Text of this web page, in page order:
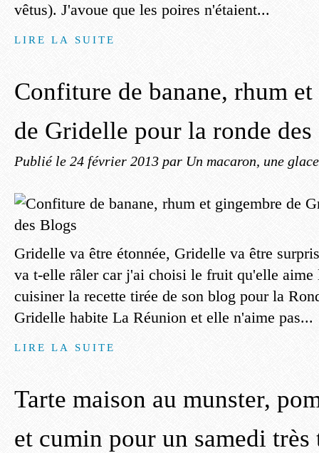
vêtus). J'avoue que les poires n'étaient...
LIRE LA SUITE
Confiture de banane, rhum
de Gridelle pour la ronde
Publié le 24 février 2013 par Un macaron, une
Gridelle va être étonnée, Gridelle va être
va t-elle râler car j'ai choisi le fruit qu'elle aime
cuisiner la recette tirée de son blog pour la
Gridelle habite La Réunion et elle n'aime pas...
LIRE LA SUITE
Tarte maison au munster,
et cumin pour un samedi